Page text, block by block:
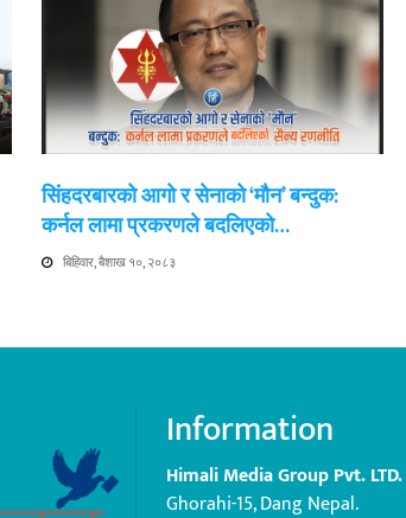
सिंहदरबारको आगो र सेनाको ‘मौन’ बन्दुक:
कर्नल लामा प्रकरणले बदलिएको…
बिहिवार, बैशाख १०, २०८३
Information
Himali Media Group Pvt. LTD.
Ghorahi-15, Dang Nepal.